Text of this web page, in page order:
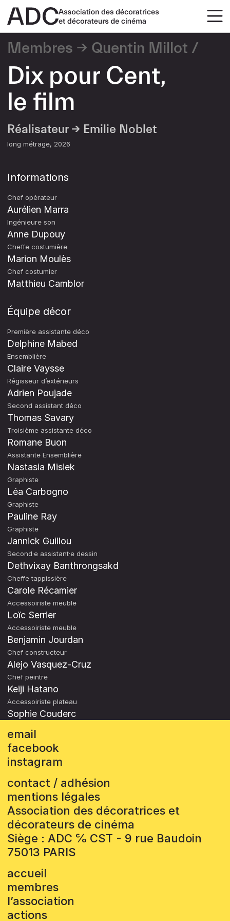
Membres Quentin Millot
Dix pour Cent,
le film
Réalisateur → Emilie Noblet
long métrage 2026
Informations
Chef opérateur
Aurélien Marra
Ingénieure son
Anne Dupouy
Cheffe costumière
Marion Moulès
Chef costumier
Matthieu Camblor
Équipe décor
Première assistante déco
Delphine Mabed
Ensemblière
Claire Vaysse
Régisseur d’extérieurs
Adrien Poujade
Second assistant déco
Thomas Savary
Troisième assistante déco
Romane Buon
Assistante Ensemblière
Nastasia Misiek
Graphiste
Léa Carbogno
Graphiste
Pauline Ray
Graphiste
Jannick Guillou
Second·e assistant·e dessin
Dethvixay Banthrongsakd
Cheffe tappissière
Carole Récamier
Accessoiriste meuble
Loïc Serrier
Accessoiriste meuble
Benjamin Jourdan
Chef constructeur
Alejo Vasquez-Cruz
Chef peintre
Keiji Hatano
Accessoiriste plateau
Sophie Couderc
email
facebook
instagram
contact / adhésion
mentions légales
Association des décoratrices et
décorateurs de cinéma
Siège : ADC ℅ CST - 9 rue Baudoin
75013 PARIS
accueil
membres
l’association
actions